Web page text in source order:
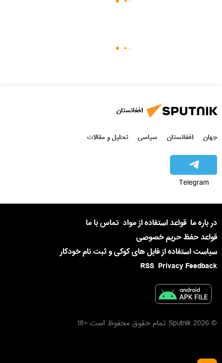
افغانستان
جهان افغانستان سیاسی تحلیل و مقالات
Telegram
در باره ما قواعد استفاده از مواد تماس با ما
قواعد حفظ حریم خصوصی
سیاست استفاده از فایل های کوکی و ثبت نام خودکار
Privacy Feedback
RSS
© 2026 Sputnik تمام حقوق محفوظ است +18